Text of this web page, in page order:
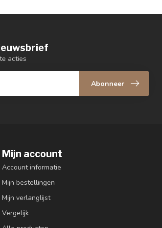
acties
Abonneer
Mijn account
Account informatie
Mijn bestellingen
Mijn verlanglijst
Vergelijk